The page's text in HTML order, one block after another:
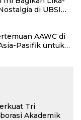
di UBSI
Pasifik untuk
Tri
Akademik